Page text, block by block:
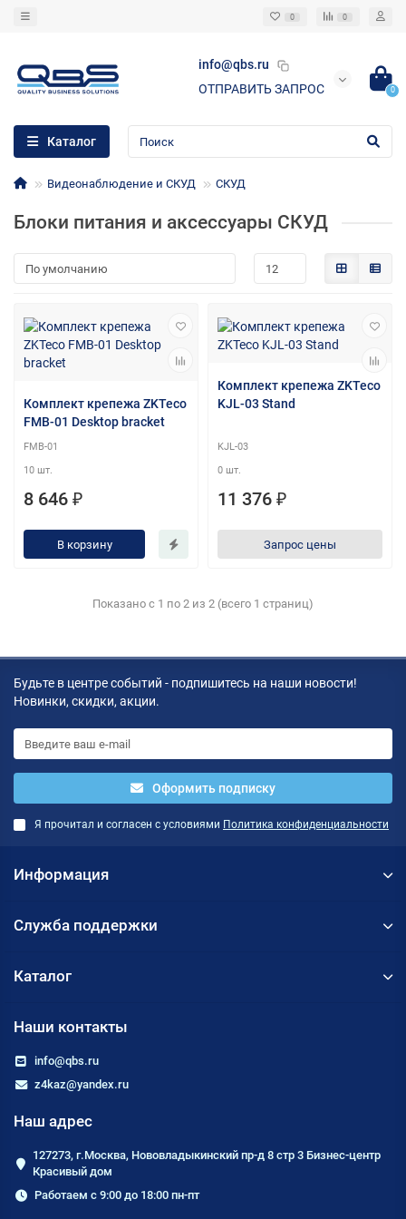
0 0
info@qbs.ru
ОТПРАВИТЬ ЗАПРОС
0
Каталог
Видеонаблюдение и СКУД СКУД
Блоки питания и аксессуары СКУД
Комплект крепежа ZKTeco
FMB-01 Desktop bracket
FMB-01
10 шт.
8 646 ₽
В корзину
Комплект крепежа ZKTeco
KJL-03 Stand
KJL-03
0 шт.
11 376 ₽
Запрос цены
Показано с 1 по 2 из 2 (всего 1 страниц)
Будьте в центре событий - подпишитесь на наши новости!
Новинки, скидки, акции.
Оформить подписку
Я прочитал и согласен с условиями Политика конфиденциальности
Информация
Служба поддержки
Каталог
Наши контакты
info@qbs.ru
z4kaz@yandex.ru
Наш адрес
127273, г.Москва, Нововладыкинский пр-д 8 стр 3 Бизнес-центр
Красивый дом
Работаем с 9:00 до 18:00 пн-пт